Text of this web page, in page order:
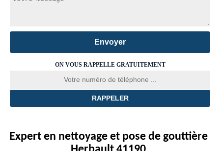
ON VOUS RAPPELLE GRATUITEMENT
Expert en nettoyage et pose de gouttière